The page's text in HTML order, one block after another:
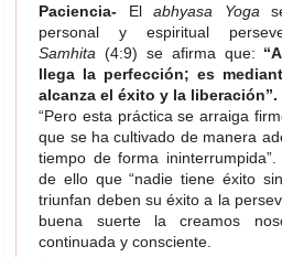
Paciencia- Elabhyasa Yoga
personal y espiritual
Samhita (4:9) se afirma que:
llega la perfección; es
alcanza el éxito y la liberación”.
“Pero esta práctica se arraiga
que se ha cultivado de manera
tiempo de forma
de ello que “nadie tiene éxito
triunfan deben su éxito a la
buena suerte la creamos
continuada y consciente.